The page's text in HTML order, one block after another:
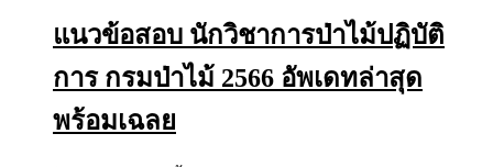
แนวข้อสอบ นักวิชาการป่าไม้ปฏิบัติ
การ กรมป่าไม้ 2566 อัพเดทล่าสุด
พร้อมเฉลย